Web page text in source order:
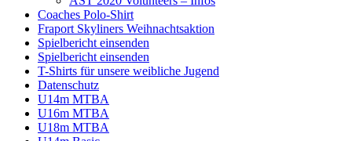
Coaches Polo-Shirt
Fraport Skyliners Weihnachtsaktion
Spielbericht einsenden
Spielbericht einsenden
T-Shirts für unsere weibliche Jugend
Datenschutz
U14m MTBA
U16m MTBA
U18m MTBA